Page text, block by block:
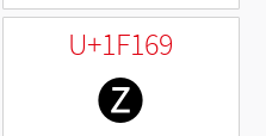
U+1F169
🅩